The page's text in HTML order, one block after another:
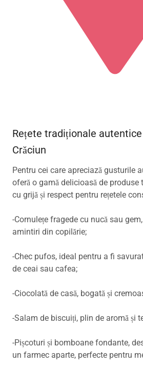
Rețete tradiționale
Crăciun
Pentru cei care apreciază gusturile
oferă o gamă delicioasă de produse
cu grijă și respect pentru rețetele
-Cornulețe fragede cu nucă sau
amintiri din copilărie;
-Chec pufos, ideal pentru a fi
de ceai sau cafea;
-Ciocolată de casă, bogată și
-Salam de biscuiți, plin de aromă și
-Pișcoturi și bomboane fondante,
un farmec aparte, perfecte pentru